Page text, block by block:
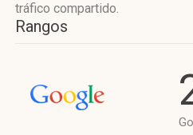
tráfico compartido.
Rangos